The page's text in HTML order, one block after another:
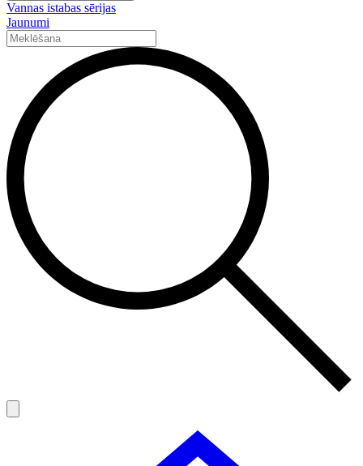
Vannas istabas sērijas
Jaunumi